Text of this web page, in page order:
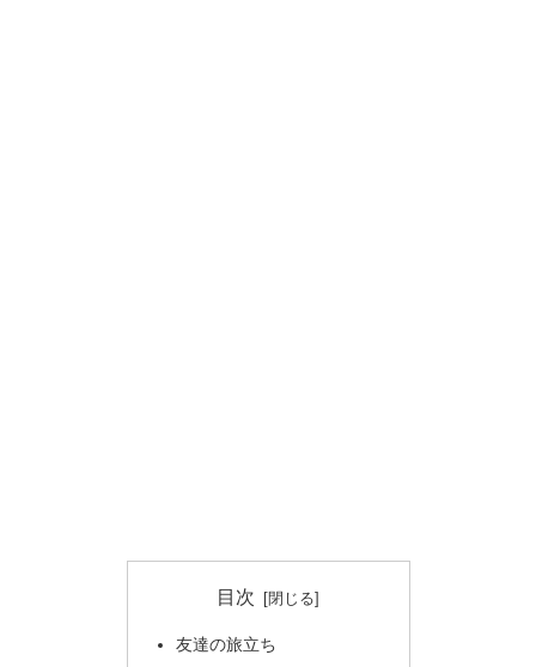
目次
友達の旅立ち